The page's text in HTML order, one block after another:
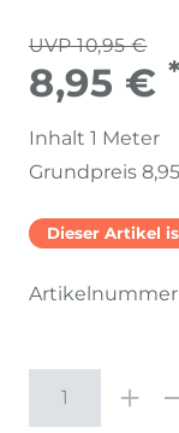
UVP 10,95 €
8,95 € *
Inhalt 1 Meter
Grundpreis
Dieser Artikel
Artikelnummer